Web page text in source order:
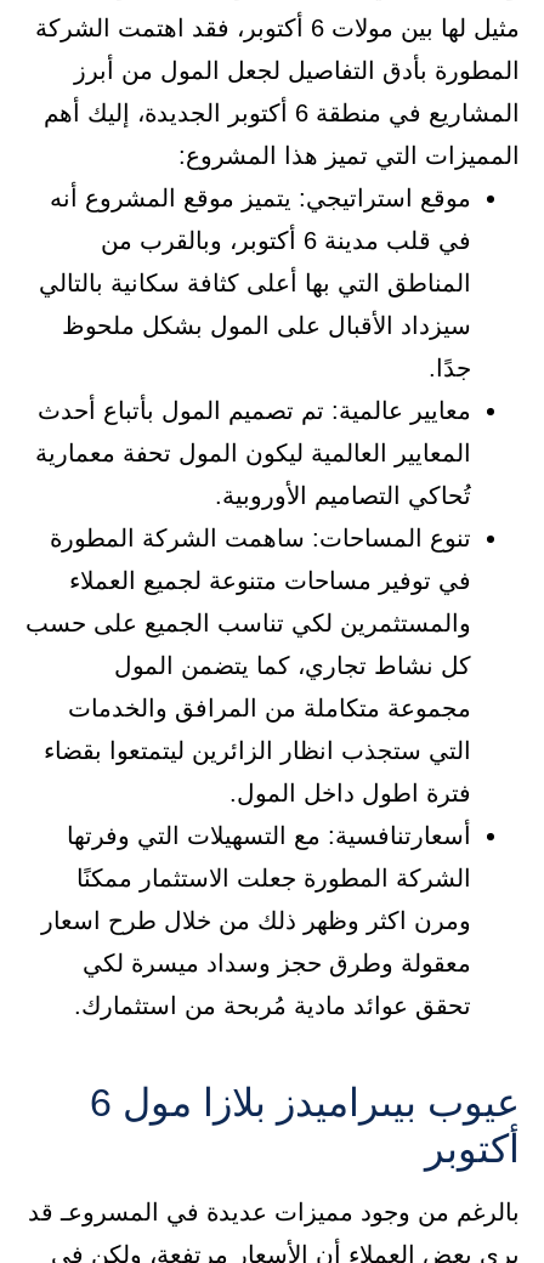
مثيل لها بين مولات 6 أكتوبر، فقد اهتمت الشركة
المطورة بأدق التفاصيل لجعل المول من أبرز
المشاريع في منطقة 6 أكتوبر الجديدة، إليك أهم
المميزات التي تميز هذا المشروع:
موقع استراتيجي: يتميز موقع المشروع أنه
في قلب مدينة 6 أكتوبر، وبالقرب من
المناطق التي بها أعلى كثافة سكانية بالتالي
سيزداد الأقبال على المول بشكل ملحوظ
جدًا.
معايير عالمية: تم تصميم المول بأتباع أحدث
المعايير العالمية ليكون المول تحفة معمارية
تُحاكي التصاميم الأوروبية.
تنوع المساحات: ساهمت الشركة المطورة
في توفير مساحات متنوعة لجميع العملاء
والمستثمرين لكي تناسب الجميع على حسب
كل نشاط تجاري، كما يتضمن المول
مجموعة متكاملة من المرافق والخدمات
التي ستجذب انظار الزائرين ليتمتعوا بقضاء
فترة اطول داخل المول.
أسعارتنافسية: مع التسهيلات التي وفرتها
الشركة المطورة جعلت الاستثمار ممكنًا
ومرن اكثر وظهر ذلك من خلال طرح اسعار
معقولة وطرق حجز وسداد ميسرة لكي
تحقق عوائد مادية مُربحة من استثمارك.
عيوب بيىراميدز بلازا مول 6
أكتوبر
بالرغم من وجود مميزات عديدة في المسروعـ قد
يري بعض العملاء أن الأسعار مرتفعة، ولكن في